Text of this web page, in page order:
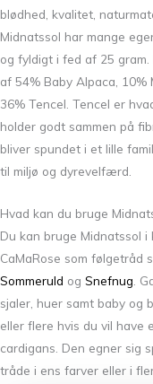
blødhed, kvalitet,
Midnatssol har mange
og fyldigt i fed af 25
af 54% Baby Alpaca,
36% Tencel. Tencel er
holder godt sammen på
bliver spundet i et lille
til miljø og dyrevelfærd.
Hvad kan du bruge
Du kan bruge Midnatssol
CaMaRose som følgetråd
Sommeruld og Snefnug .
sjaler, huer samt baby og
eller flere hvis du vil have
cardigans. Den egner sig
tråde i ens farver eller i